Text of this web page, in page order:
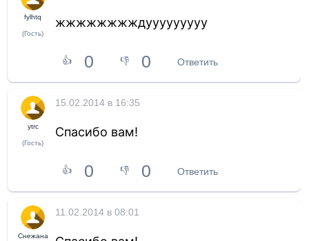
fylhtq
(Гость)
жжжжжжжждууууууууу
👍 0 👎 0 Ответить
ytrc
(Гость)
15.02.2014 в 16:35
Спасибо вам!
👍 0 👎 0 Ответить
Cнежана
11.02.2014 в 08:01